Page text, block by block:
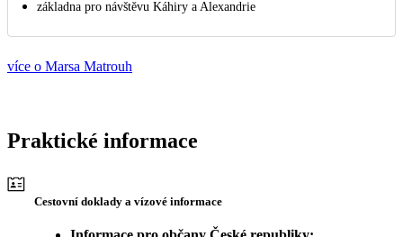
základna pro návštěvu Káhiry a Alexandrie
více o Marsa Matrouh
Praktické informace
Cestovní doklady a vízové informace